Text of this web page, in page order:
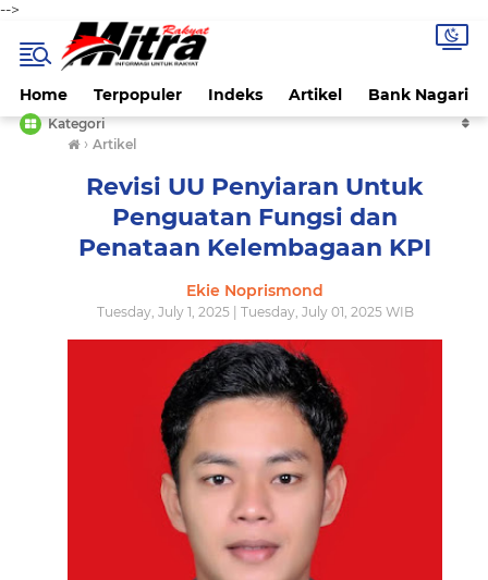
-->
Home Terpopuler Indeks Artikel Bank Nagari
Kategori
› Artikel
Revisi UU Penyiaran Untuk
Penguatan Fungsi dan
Penataan Kelembagaan KPI
Ekie Noprismond
Tuesday, July 1, 2025 | Tuesday, July 01, 2025 WIB